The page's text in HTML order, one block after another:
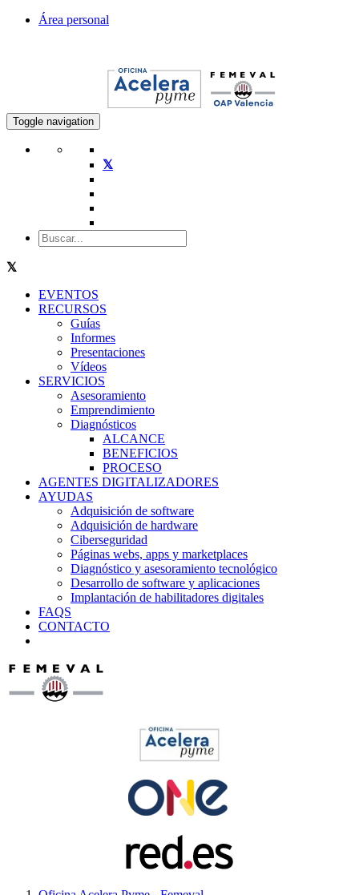
Área personal
Toggle navigation
EVENTOS
RECURSOS
Guías
Informes
Presentaciones
Vídeos
SERVICIOS
Asesoramiento
Emprendimiento
Diagnósticos
ALCANCE
BENEFICIOS
PROCESO
AGENTES DIGITALIZADORES
AYUDAS
Adquisición de software
Adquisición de hardware
Ciberseguridad
Páginas webs, apps y marketplaces
Diagnóstico y asesoramiento tecnológico
Desarrollo de software y aplicaciones
Implantación de habilitadores digitales
FAQS
CONTACTO